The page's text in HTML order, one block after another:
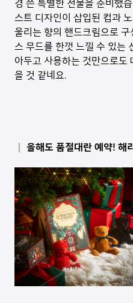
경 쓴 특별한 선물을 준비했
스트 디자인이 삽입된 컵과
울리는 향의 핸드크림으로
스 무드를 한껏 느낄 수 있는
아두고 사용하는 것만으로도
을 것 같네요.
│ 올해도 품절대란 예약! 해